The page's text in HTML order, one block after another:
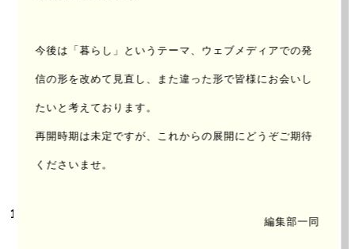
今後は「暮らし」というテーマ、ウェブメディアでの発
信の形を改めて見直し、 また違った形で皆様にお会いし
たいと考えております。
再開時期は未定ですが、これからの展開にどうぞご期待
くださいませ。
編集部一同